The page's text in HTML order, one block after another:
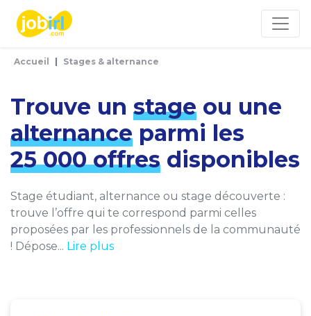
Accueil Stages & alternance
Trouve un stage ou une
alternance parmi les
25 000 offres disponibles
Stage étudiant, alternance ou stage découverte :
trouve l’offre qui te correspond parmi celles
proposées par les professionnels de la communauté
! Dépose... Lire plus
Panneau de gestion des cookies